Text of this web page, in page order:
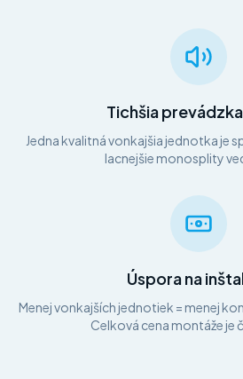
Tichšia
Jedna kvalitná vonkajšia jednotka je
lacnejšie monosplity
Úspora na
Menej vonkajších jednotiek = menej
Celková cena montáže je